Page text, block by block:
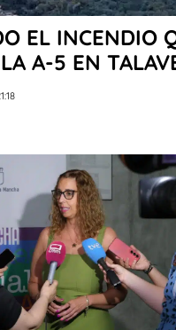
EL INCENDIO
A-5 EN